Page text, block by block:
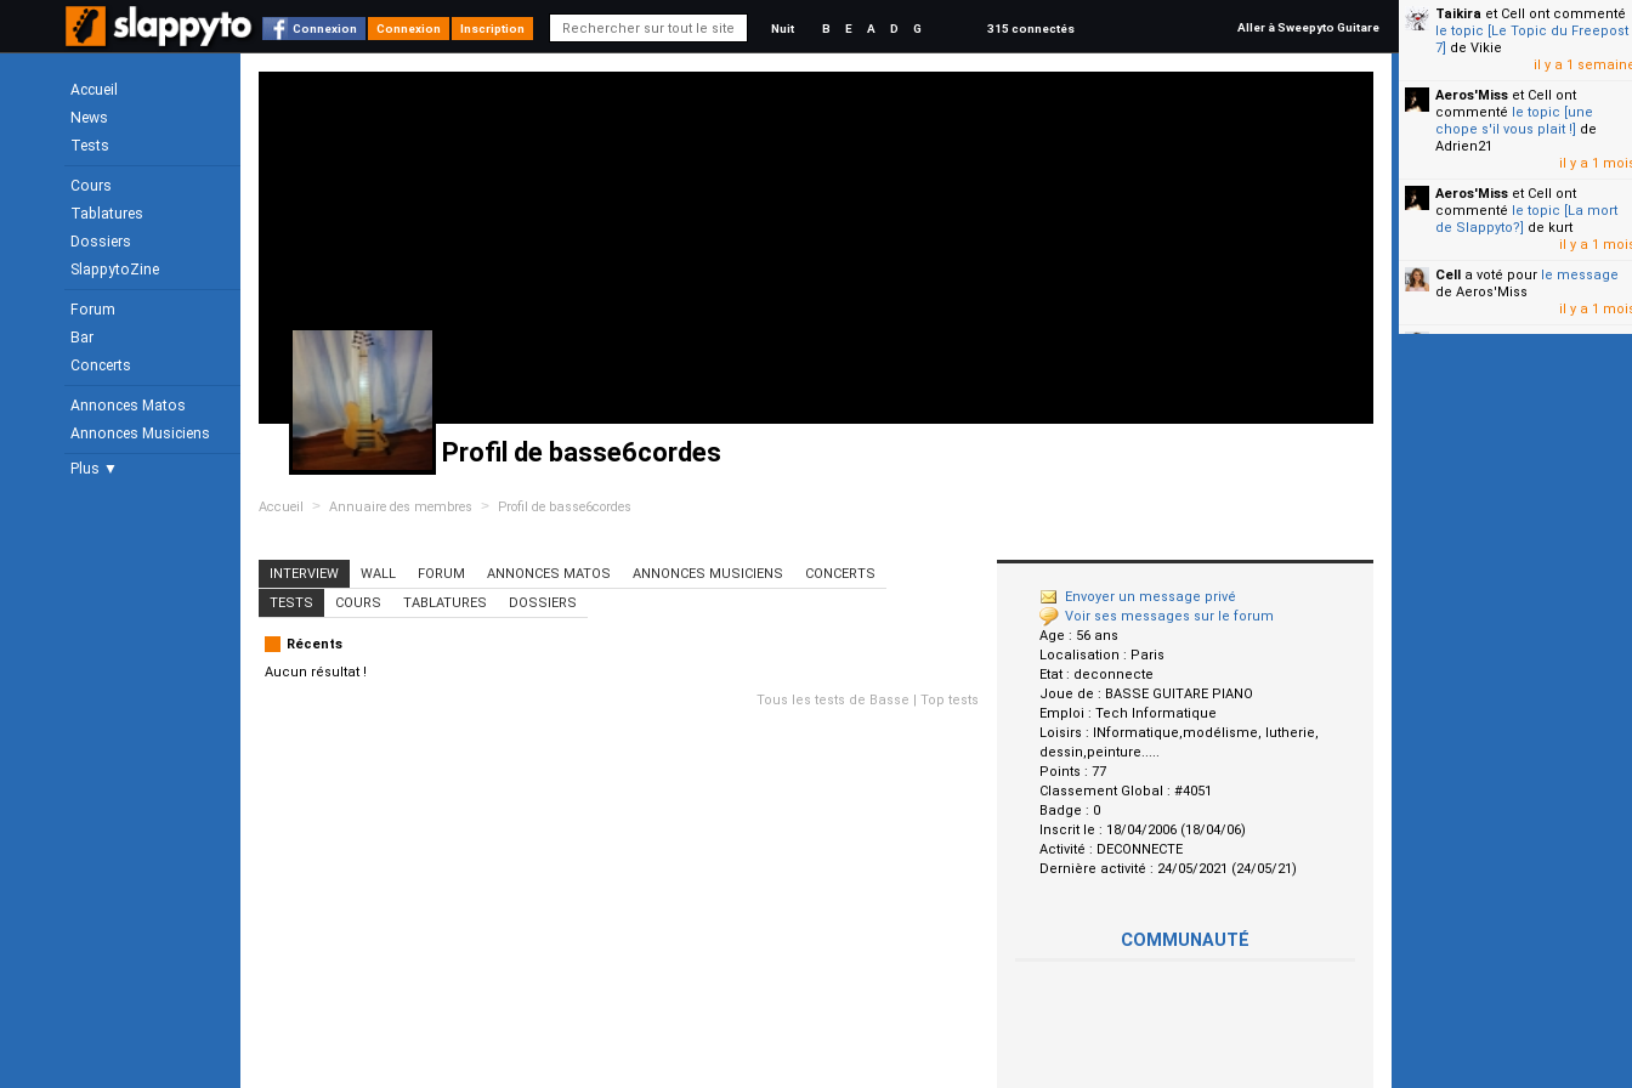
Connexion Connexion Inscription Nuit B E A D G 315 connectés Aller à Sweepyto Guitare
Accueil
News
Tests
Cours
Tablatures
Dossiers
SlappytoZine
Forum
Bar
Concerts
Annonces Matos
Annonces Musiciens
Plus ▼
Profil de basse6cordes
Accueil > Annuaire des membres > Profil de basse6cordes
Envoyer un message privé
Voir ses messages sur le forum
Age : 56 ans
Localisation : Paris
Etat : deconnecte
Joue de : BASSE GUITARE PIANO
Emploi : Tech Informatique
Loisirs :
INformatique,modélisme, lutherie,
dessin,peinture.....
Points : 77
Classement Global : #4051
Badge : 0
Inscrit le : 18/04/2006 (18/04/06)
Activité : DECONNECTE
Dernière activité : 24/05/2021 (24/05/21)
COMMUNAUTÉ
INTERVIEW WALL FORUM ANNONCES MATOS ANNONCES MUSICIENS
CONCERTS
TESTS
COURS TABLATURES DOSSIERS
Récents
Aucun résultat !
Tous les tests de Basse | Top tests
Taikira et Cell ont commenté
le topic [Le Topic du Freepost
7] de Vikie
il y a 1
Aeros'Miss et Cell ont
commenté le topic [une
chope s'il vous plait !] de
Adrien21
il y a 1
Aeros'Miss et Cell ont
commenté le topic [La mort
de Slappyto?] de kurt
il y a 1
Cell a voté pour le message
de Aeros'Miss
il y a 1
Cella voté pourle message